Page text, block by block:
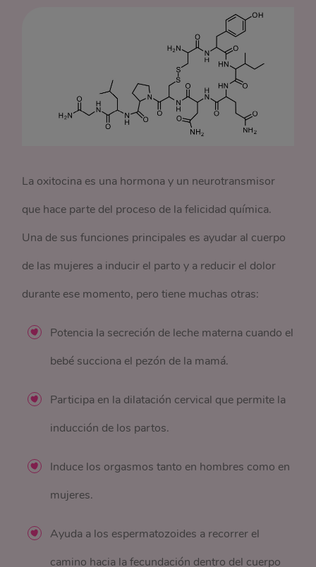
La oxitocina es una hormona y un neurotransmisor
que hace parte del proceso de la felicidad química.
Una de sus funciones principales es ayudar al cuerpo
de las mujeres a inducir el parto y a reducir el dolor
durante ese momento, pero tiene muchas otras:
Potencia la secreción de leche materna cuando el
bebé succiona el pezón de la mamá.
Participa en la dilatación cervical que permite la
inducción de los partos.
Induce los orgasmos tanto en hombres como en
mujeres.
Ayuda a los espermatozoides a recorrer el
camino hacia la fecundación dentro del cuerpo